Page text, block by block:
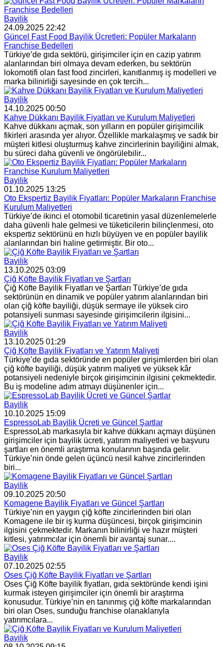
Bayilik
24.09.2025 22:42
Güncel Fast Food Bayilik Ücretleri: Popüler Markaların
Franchise Bedelleri
Türkiye’de gıda sektörü, girişimciler için en cazip yatırım
alanlarından biri olmaya devam ederken, bu sektörün
lokomotifi olan fast food zincirleri, kanıtlanmış iş modelleri ve
marka bilinirliği sayesinde en çok tercih...
Bayilik
14.10.2025 00:50
Kahve Dükkanı Bayilik Fiyatları ve Kurulum Maliyetleri
Kahve dükkanı açmak, son yılların en popüler girişimcilik
fikirleri arasında yer alıyor. Özellikle markalaşmış ve sadık bir
müşteri kitlesi oluşturmuş kahve zincirlerinin bayiliğini almak,
bu süreci daha güvenli ve öngörülebilir...
Bayilik
01.10.2025 13:25
Oto Ekspertiz Bayilik Fiyatları: Popüler Markaların Franchise
Kurulum Maliyetleri
Türkiye’de ikinci el otomobil ticaretinin yasal düzenlemelerle
daha güvenli hale gelmesi ve tüketicilerin bilinçlenmesi, oto
ekspertiz sektörünü en hızlı büyüyen ve en popüler bayilik
alanlarından biri haline getirmiştir. Bir oto...
Bayilik
13.10.2025 03:09
Çiğ Köfte Bayilik Fiyatları ve Şartları
Çiğ Köfte Bayilik Fiyatları ve Şartları Türkiye’de gıda
sektörünün en dinamik ve popüler yatırım alanlarından biri
olan çiğ köfte bayiliği, düşük sermaye ile yüksek ciro
potansiyeli sunması sayesinde girişimcilerin ilgisini...
Bayilik
13.10.2025 01:29
Çiğ Köfte Bayilik Fiyatları ve Yatırım Maliyeti
Türkiye’de gıda sektöründe en popüler girişimlerden biri olan
çiğ köfte bayiliği, düşük yatırım maliyeti ve yüksek kâr
potansiyeli nedeniyle birçok girişimcinin ilgisini çekmektedir.
Bu iş modeline adım atmayı düşünenler için...
Bayilik
10.10.2025 15:09
EspressoLab Bayilik Ücreti ve Güncel Şartlar
EspressoLab markasıyla bir kahve dükkanı açmayı düşünen
girişimciler için bayilik ücreti, yatırım maliyetleri ve başvuru
şartları en önemli araştırma konularının başında gelir.
Türkiye’nin önde gelen üçüncü nesil kahve zincirlerinden
biri...
Bayilik
09.10.2025 20:50
Komagene Bayilik Fiyatları ve Güncel Şartları
Türkiye’nin en yaygın çiğ köfte zincirlerinden biri olan
Komagene ile bir iş kurma düşüncesi, birçok girişimcinin
ilgisini çekmektedir. Markanın bilinirliği ve hazır müşteri
kitlesi, yatırımcılar için önemli bir avantaj sunar....
Bayilik
07.10.2025 02:55
Oses Çiğ Köfte Bayilik Fiyatları ve Şartları
Oses Çiğ Köfte bayilik fiyatları, gıda sektöründe kendi işini
kurmak isteyen girişimciler için önemli bir araştırma
konusudur. Türkiye’nin en tanınmış çiğ köfte markalarından
biri olan Oses, sunduğu franchise olanaklarıyla
yatırımcılara...
Bayilik